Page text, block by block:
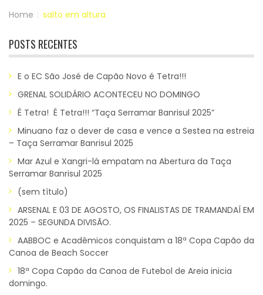
Home salto em altura
POSTS RECENTES
E o EC São José de Capão Novo é Tetra!!!
GRENAL SOLIDÁRIO ACONTECEU NO DOMINGO
É Tetra! É Tetra!!! “Taça Serramar Banrisul 2025”
Minuano faz o dever de casa e vence a Sestea na estreia
– Taça Serramar Banrisul 2025
Mar Azul e Xangri-lá empatam na Abertura da Taça
Serramar Banrisul 2025
(sem título)
ARSENAL E 03 DE AGOSTO, OS FINALISTAS DE TRAMANDAÍ EM
2025 – SEGUNDA DIVISÃO.
AABBOC e Acadêmicos conquistam a 18ª Copa Capão da
Canoa de Beach Soccer
18ª Copa Capão da Canoa de Futebol de Areia inicia
domingo.